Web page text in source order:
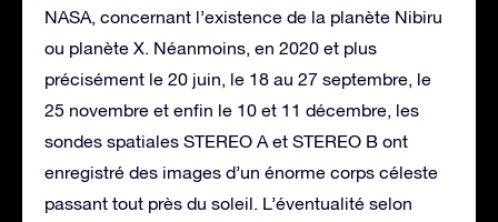
NASA, concernant l’existence de la planète Nibiru
ou planète X. Néanmoins, en 2020 et plus
précisément le 20 juin, le 18 au 27 septembre, le
25 novembre et enfin le 10 et 11 décembre, les
sondes spatiales STEREO A et STEREO B ont
enregistré des images d’un énorme corps céleste
passant tout près du soleil. L’éventualité selon